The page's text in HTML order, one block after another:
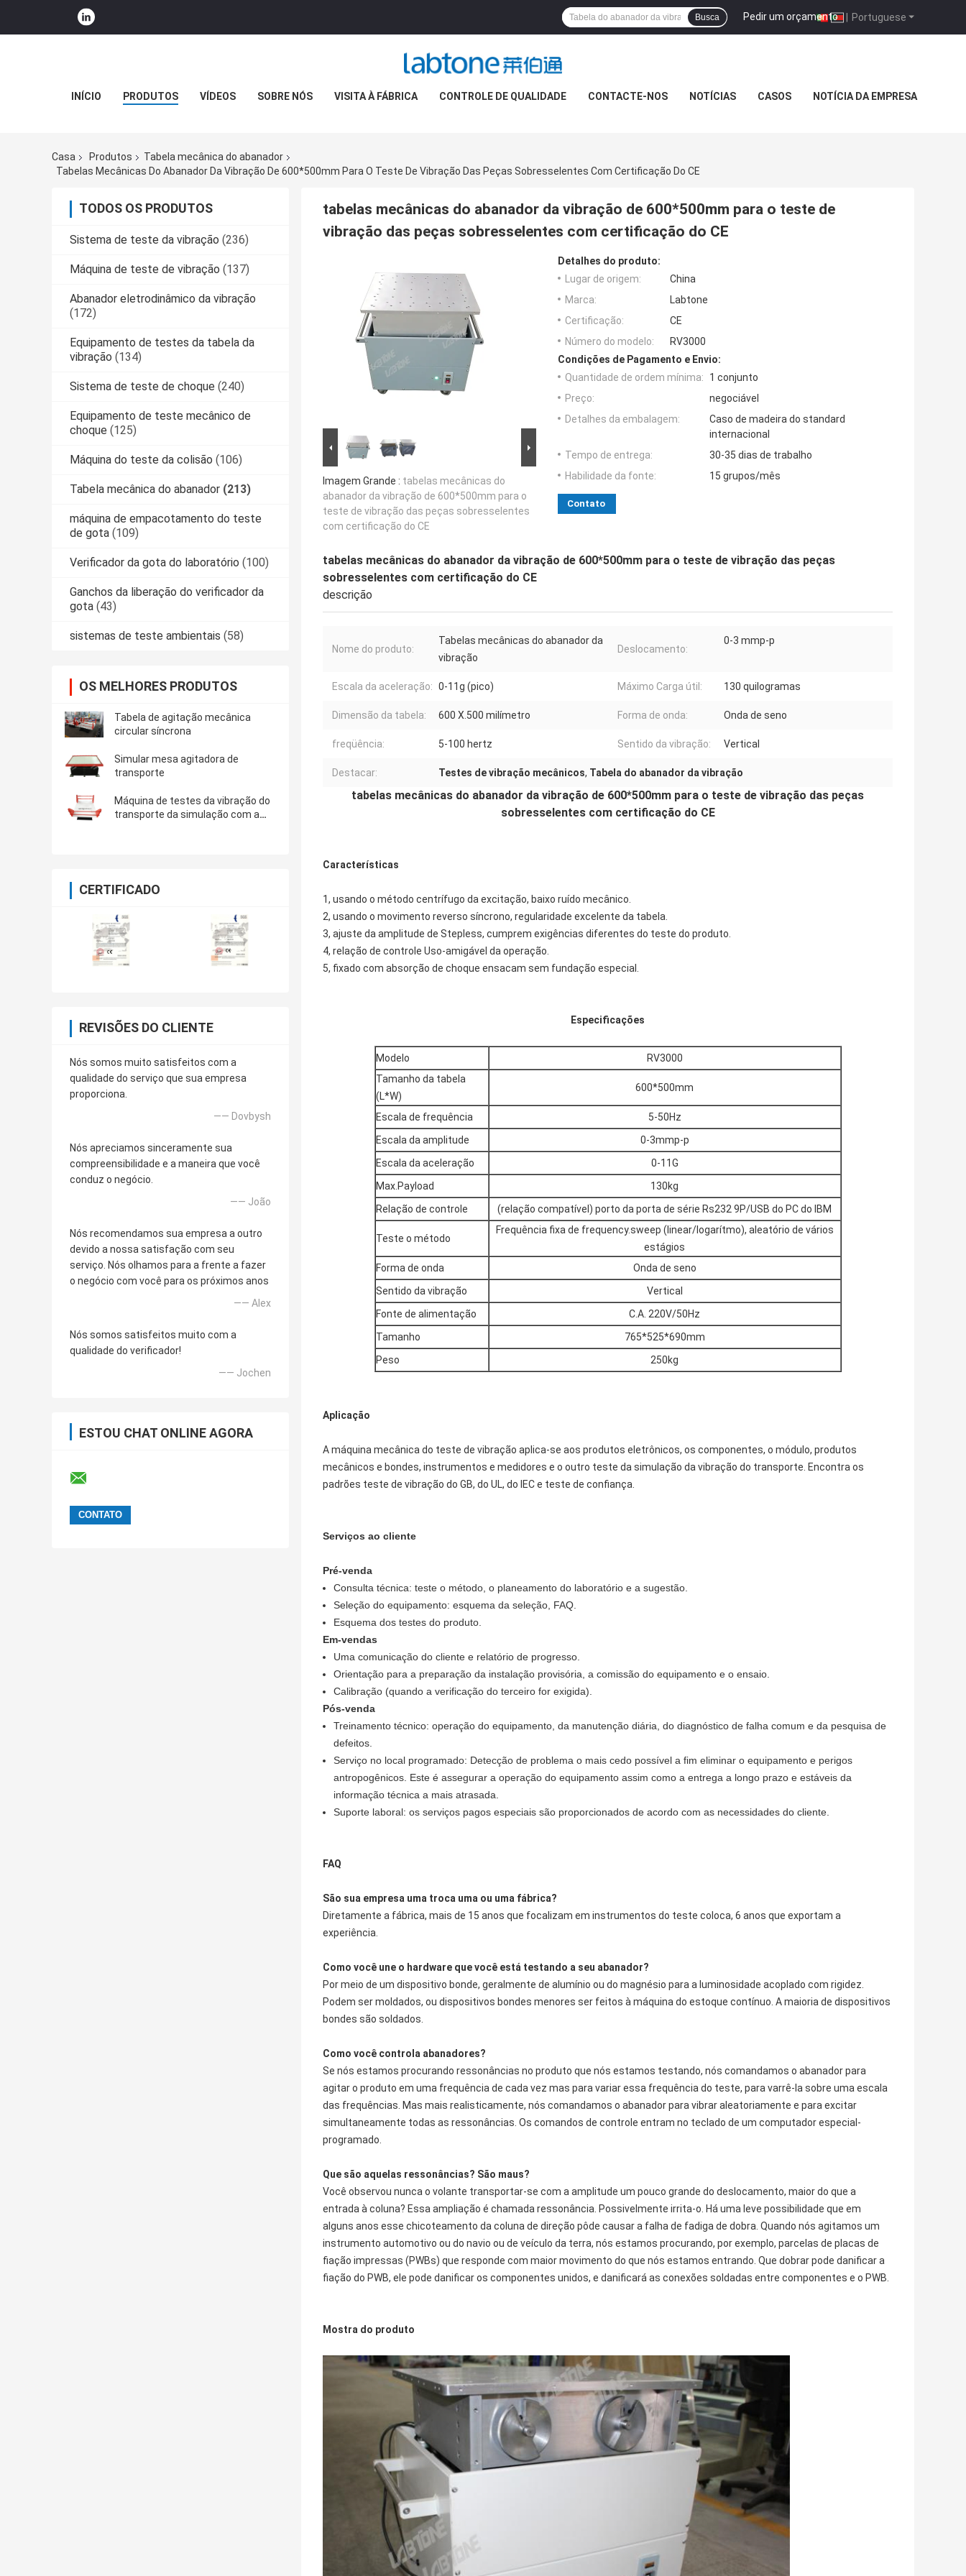
Portuguese
Pedir um orçamento |
Busca
INÍCIO PRODUTOS VÍDEOS SOBRE NÓS VISITA À FÁBRICA CONTROLE DE QUALIDADE CONTACTE-NOS NOTÍCIAS CASOS NOTÍCIA DA EMPRESA
Casa Produtos
Tabela mecânica do abanador
Tabelas Mecânicas Do Abanador Da Vibração De 600*500mm Para O Teste De Vibração Das Peças Sobresselentes Com Certificação Do CE
TODOS OS PRODUTOS
Sistema de teste da vibração (236)
Máquina de teste de vibração (137)
Abanador eletrodinâmico da vibração
(172)
Equipamento de testes da tabela da
vibração (134)
Sistema de teste de choque (240)
Equipamento de teste mecânico de
choque (125)
Máquina do teste da colisão (106)
Tabela mecânica do abanador (213)
máquina de empacotamento do teste
de gota (109)
Verificador da gota do laboratório (100)
Ganchos da liberação do verificador da
gota (43)
sistemas de teste ambientais (58)
OS MELHORES PRODUTOS
Tabela de agitação mecânica
circular síncrona
Simular mesa agitadora de
transporte
Máquina de testes da vibração do
transporte da simulação com a
CERTIFICADO
REVISÕES DO CLIENTE
Nós somos muito satisfeitos com a
qualidade do serviço que sua empresa
proporciona.
—— Dovbysh
Nós apreciamos sinceramente sua
compreensibilidade e a maneira que você
conduz o negócio.
—— João
Nós recomendamos sua empresa a outro
devido a nossa satisfação com seu
serviço. Nós olhamos para a frente a fazer
o negócio com você para os próximos anos
—— Alex
Nós somos satisfeitos muito com a
qualidade do verificador!
—— Jochen
ESTOU CHAT ONLINE AGORA
tabelas mecânicas do abanador da vibração de 600*500mm para o teste de
vibração das peças sobresselentes com certificação do CE
Imagem Grande : tabelas mecânicas do
abanador da vibração de 600*500mm para o
teste de vibração das peças sobresselentes
com certificação do CE
Detalhes do produto:
Lugar de origem:
China
Marca:
Labtone
Certificação:
CE
Número do modelo:
RV3000
Condições de Pagamento e Envio:
Quantidade de ordem mínima:
1 conjunto
Preço:
negociável
Detalhes da embalagem:
Caso de madeira do standard
internacional
Tempo de entrega:
30-35 dias de trabalho
Habilidade da fonte:
15 grupos/mês
Contato
tabelas mecânicas do abanador da vibração de 600*500mm para o teste de vibração das peças
sobresselentes com certificação do CE
descrição
Nome do produto:
Tabelas mecânicas do abanador da
vibração
Deslocamento:
0-3 mmp-p
Escala da aceleração: 0-11g (pico) Máximo Carga útil: 130 quilogramas
Dimensão da tabela: 600 X.500 milímetro Forma de onda: Onda de seno
freqüência: 5-100 hertz Sentido da vibração: Vertical
Destacar: Testes de vibração mecânicos, Tabela do abanador da vibração
tabelas mecânicas do abanador da vibração de 600*500mm para o teste de vibração das peças
sobresselentes com certificação do CE
Características
1, usando o método centrífugo da excitação, baixo ruído mecânico.
2, usando o movimento reverso síncrono, regularidade excelente da tabela.
3, ajuste da amplitude de Stepless, cumprem exigências diferentes do teste do produto.
4, relação de controle Uso-amigável da operação.
5, fixado com absorção de choque ensacam sem fundação especial.
Especificações
Modelo
RV3000
Tamanho da tabela
(L*W)
600*500mm
Escala de frequência
5-50Hz
Escala da amplitude
0-3mmp-p
Escala da aceleração
0-11G
Max.Payload
130kg
Relação de controle
(relação compatível) porto da porta de série Rs232 9P/USB do PC do IBM
Teste o método
Frequência fixa de frequency.sweep (linear/logarítmo), aleatório de vários
estágios
Forma de onda
Onda de seno
Sentido da vibração
Vertical
Fonte de alimentação
C.A. 220V/50Hz
Tamanho
765*525*690mm
Peso
250kg
Aplicação
A máquina mecânica do teste de vibração aplica-se aos produtos eletrônicos, os componentes, o módulo, produtos
mecânicos e bondes, instrumentos e medidores e o outro teste da simulação da vibração do transporte. Encontra os
padrões teste de vibração do GB, do UL, do IEC e teste de confiança.
Serviços ao cliente
Pré-venda
Consulta técnica: teste o método, o planeamento do laboratório e a sugestão.
Seleção do equipamento: esquema da seleção, FAQ.
Esquema dos testes do produto.
Em-vendas
Uma comunicação do cliente e relatório de progresso.
Orientação para a preparação da instalação provisória, a comissão do equipamento e o ensaio.
Calibração (quando a verificação do terceiro for exigida).
Pós-venda
Treinamento técnico: operação do equipamento, da manutenção diária, do diagnóstico de falha comum e da pesquisa de
defeitos.
Serviço no local programado: Detecção de problema o mais cedo possível a fim eliminar o equipamento e perigos
antropogênicos. Este é assegurar a operação do equipamento assim como a entrega a longo prazo e estáveis da
informação técnica a mais atrasada.
Suporte laboral: os serviços pagos especiais são proporcionados de acordo com as necessidades do cliente.
FAQ
São sua empresa uma troca uma ou uma fábrica?
Diretamente a fábrica, mais de 15 anos que focalizam em instrumentos do teste coloca, 6 anos que exportam a
experiência.
Como você une o hardware que você está testando a seu abanador?
Por meio de um dispositivo bonde, geralmente de alumínio ou do magnésio para a luminosidade acoplado com rigidez.
Podem ser moldados, ou dispositivos bondes menores ser feitos à máquina do estoque contínuo. A maioria de dispositivos
bondes são soldados.
Como você controla abanadores?
Se nós estamos procurando ressonâncias no produto que nós estamos testando, nós comandamos o abanador para
agitar o produto em uma frequência de cada vez mas para variar essa frequência do teste, para varrê-la sobre uma escala
das frequências. Mas mais realisticamente, nós comandamos o abanador para vibrar aleatoriamente e para excitar
simultaneamente todas as ressonâncias. Os comandos de controle entram no teclado de um computador especial-
programado.
Que são aquelas ressonâncias? São maus?
Você observou nunca o volante transportar-se com a amplitude um pouco grande do deslocamento, maior do que a
entrada à coluna? Essa ampliação é chamada ressonância. Possivelmente irrita-o. Há uma leve possibilidade que em
alguns anos esse chicoteamento da coluna de direção pôde causar a falha de fadiga de dobra. Quando nós agitamos um
instrumento automotivo ou do navio ou de veículo da terra, nós estamos procurando, por exemplo, parcelas de placas de
fiação impressas (PWBs) que responde com maior movimento do que nós estamos entrando. Que dobrar pode danificar a
fiação do PWB, ele pode danificar os componentes unidos, e danificará as conexões soldadas entre componentes e o PWB.
Mostra do produto